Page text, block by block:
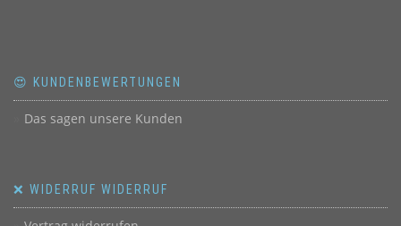
😍 KUNDENBEWERTUNGEN
Das sagen unsere Kunden
❌ WIDERRUF WIDERRUF